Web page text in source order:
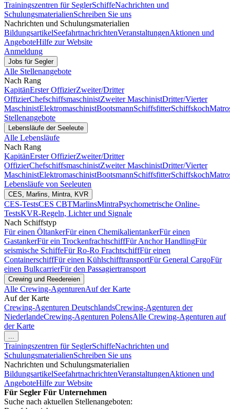
Trainingszentren für SeglerSchiffeNachrichten und
SchulungsmaterialienSchreiben Sie uns
Nachrichten und Schulungsmaterialien
BildungsartikelSeefahrtnachrichtenVeranstaltungenAktionen und
AngeboteHilfe zur Website
Anmeldung
Jobs für Segler
Alle Stellenangebote
Nach Rang
KapitänErster OffizierZweiter/Dritter
OffizierChefschiffsmaschinistZweiter MaschinistDritter/Vierter
MaschinistElektromaschinistBootsmannSchiffsfitterSchiffskoch
Stellenangebote
Lebensläufe der Seeleute
Alle Lebensläufe
Nach Rang
KapitänErster OffizierZweiter/Dritter
OffizierChefschiffsmaschinistZweiter MaschinistDritter/Vierter
MaschinistElektromaschinistBootsmannSchiffsfitterSchiffskoch
Lebensläufe von Seeleuten
CES, Marlins, Mintra, KVR
CES-TestsCES CBTMarlinsMintraPsychometrische Online-
TestsKVR-Regeln, Lichter und Signale
Nach Schiffstyp
Für einen ÖltankerFür einen ChemikalientankerFür einen
GastankerFür ein TrockenfrachtschiffFür Anchor HandlingFür
seismische SchiffeFür Ro-Ro FrachtschiffFür einen
ContainerschiffFür einen KühlschifftransportFür General CargoFür
einen BulkcarrierFür den Passagiertransport
Crewing und Reedereien
Alle Crewing-AgenturenAuf der Karte
Auf der Karte
Crewing-Agenturen DeutschlandsCrewing-Agenturen der
NiederlandeCrewing-Agenturen PolensAlle Crewing-Agenturen auf
der Karte
...
Trainingszentren für SeglerSchiffeNachrichten und
SchulungsmaterialienSchreiben Sie uns
Nachrichten und Schulungsmaterialien
BildungsartikelSeefahrtnachrichtenVeranstaltungenAktionen und
AngeboteHilfe zur Website
Für Segler Für Unternehmen
Suche nach aktuellen Stellenangeboten: